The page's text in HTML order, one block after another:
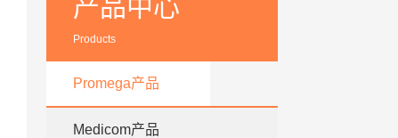
产品中心
Products
Promega产品
Medicom产品